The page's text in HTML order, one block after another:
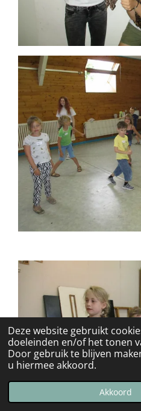
Deze website gebruikt
doeleinden en/of het tonen
Door gebruik te blijven
u hiermee akkoord.
Akkoord